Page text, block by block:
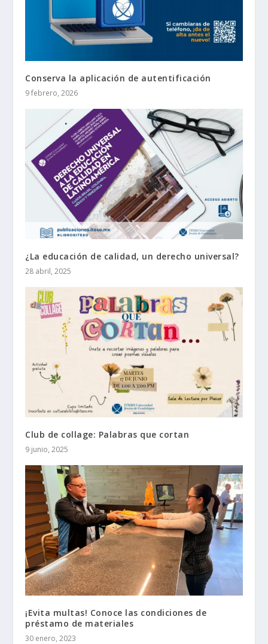
Conserva la aplicación de autentificación
9 febrero, 2026
¿La educación de calidad, un derecho universal?
28 abril, 2025
Club de collage: Palabras que cortan
9 junio, 2025
¡Evita multas! Conoce las condiciones de
préstamo de materiales
30 enero, 2023